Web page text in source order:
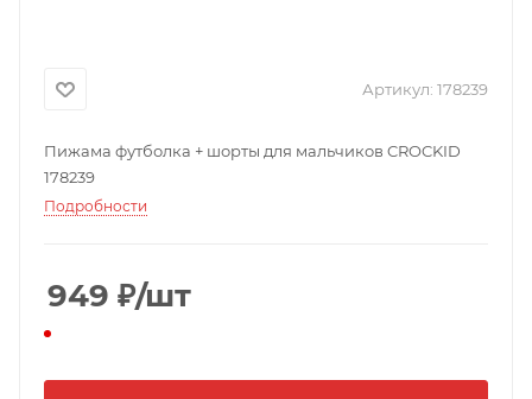
Артикул: 178239
Пижама футболка + шорты для мальчиков CROCKID
178239
Подробности
949 ₽/шт